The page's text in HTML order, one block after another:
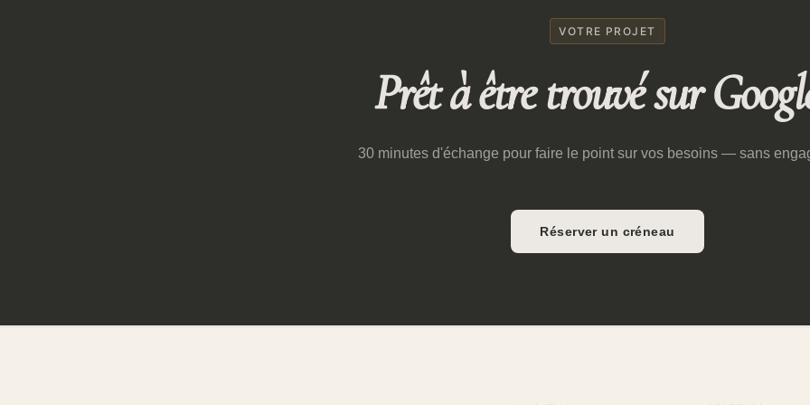
VOTRE PROJET
Prêt à être trouvé sur
30 minutes d'échange pour faire le point sur vos besoins — sans
Réserver un créneau